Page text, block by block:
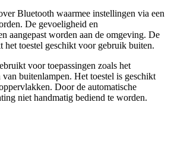
Bluetooth waarmee instellingen via een
De gevoeligheid en
aangepast worden aan de omgeving. De
het toestel geschikt voor gebruik buiten.
voor toepassingen zoals het
buitenlampen. Het toestel is geschikt
Door de automatische
niet handmatig bediend te worden.